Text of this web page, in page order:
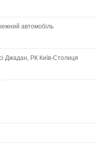
автомобіль
Джадан, РК Київ-Столиця